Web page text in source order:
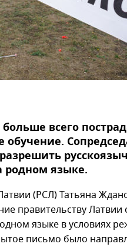
всего
обучение.
родном языке.
(РСЛ) Татьяна
правительству Латвии
языке в условиях
письмо было